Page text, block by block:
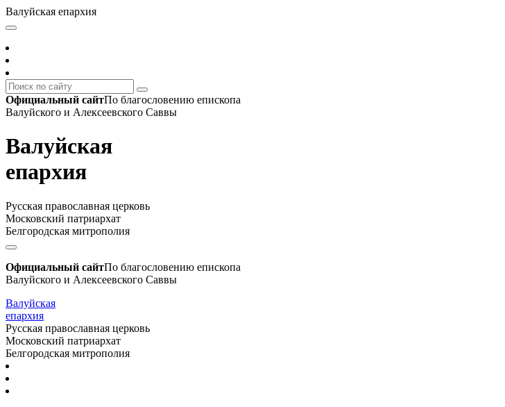
Валуйская епархия
Официальный сайтПо благословению епископа
Валуйского и Алексеевского Саввы
Валуйская
епархия
Русская православная церковь
Московский патриархат
Белгородская митрополия
Официальный сайтПо благословению епископа
Валуйского и Алексеевского Саввы
Валуйская
епархия
Русская православная церковь
Московский патриархат
Белгородская митрополия